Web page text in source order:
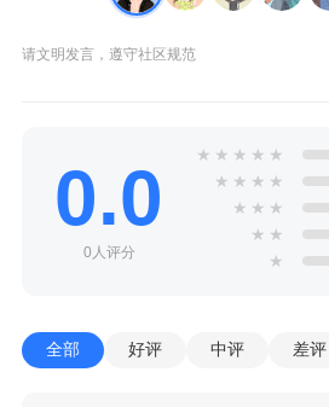
请文明发言，遵守社区规范
0.0
0人评分
★ ★ ★ ★ ★
★ ★ ★ ★
★ ★ ★
★ ★
★
全部 好评 中评 差评